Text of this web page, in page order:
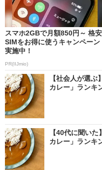
スマホ2GBで月額850円～ 格安
SIMをお得に使うキャンペーン
実施中！
PR(IIJmio)
【社会人が選
カレー」ラン
【40代に聞い
カレー」ラン